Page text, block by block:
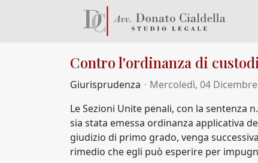
Contro l'ordinanza di
Giurisprudenza
Mercoledì, 04
Le Sezioni Unite penali, con la sentenza
sia stata emessa ordinanza applicativa
giudizio di primo grado, venga
rimedio che egli può esperire per